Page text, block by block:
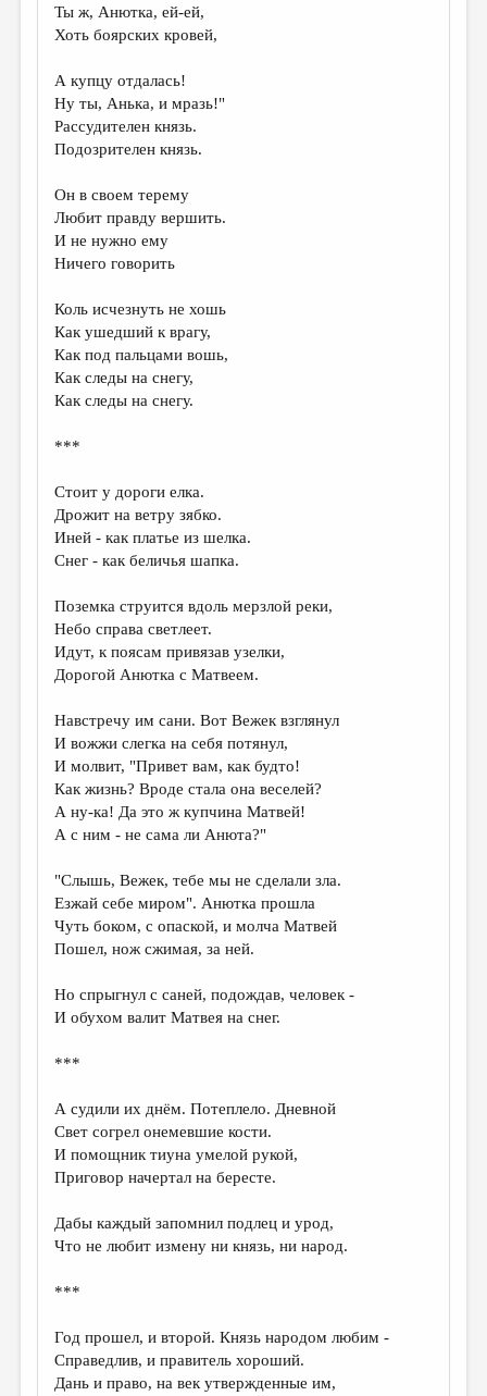
Ты ж, Анютка, ей-ей,
Хоть боярских кровей,
А купцу отдалась!
Ну ты, Анька, и мразь!"
Рассудителен князь.
Подозрителен князь.
Он в своем терему
Любит правду вершить.
И не нужно ему
Ничего говорить
Коль исчезнуть не хошь
Как ушедший к врагу,
Как под пальцами вошь,
Как следы на снегу,
Как следы на снегу.
***
Стоит у дороги елка.
Дрожит на ветру зябко.
Иней - как платье из шелка.
Снег - как беличья шапка.
Поземка струится вдоль мерзлой реки,
Небо справа светлеет.
Идут, к поясам привязав узелки,
Дорогой Анютка с Матвеем.
Навстречу им сани. Вот Вежек взглянул
И вожжи слегка на себя потянул,
И молвит, "Привет вам, как будто!
Как жизнь? Вроде стала она веселей?
А ну-ка! Да это ж купчина Матвей!
А с ним - не сама ли Анюта?"
"Слышь, Вежек, тебе мы не сделали зла.
Езжай себе миром". Анютка прошла
Чуть боком, с опаской, и молча Матвей
Пошел, нож сжимая, за ней.
Но спрыгнул с саней, подождав, человек -
И обухом валит Матвея на снег.
***
А судили их днём. Потеплело. Дневной
Свет согрел онемевшие кости.
И помощник тиуна умелой рукой,
Приговор начертал на бересте.
Дабы каждый запомнил подлец и урод,
Что не любит измену ни князь, ни народ.
***
Год прошел, и второй. Князь народом любим -
Справедлив, и правитель хороший.
Дань и право, на век утвержденные им,